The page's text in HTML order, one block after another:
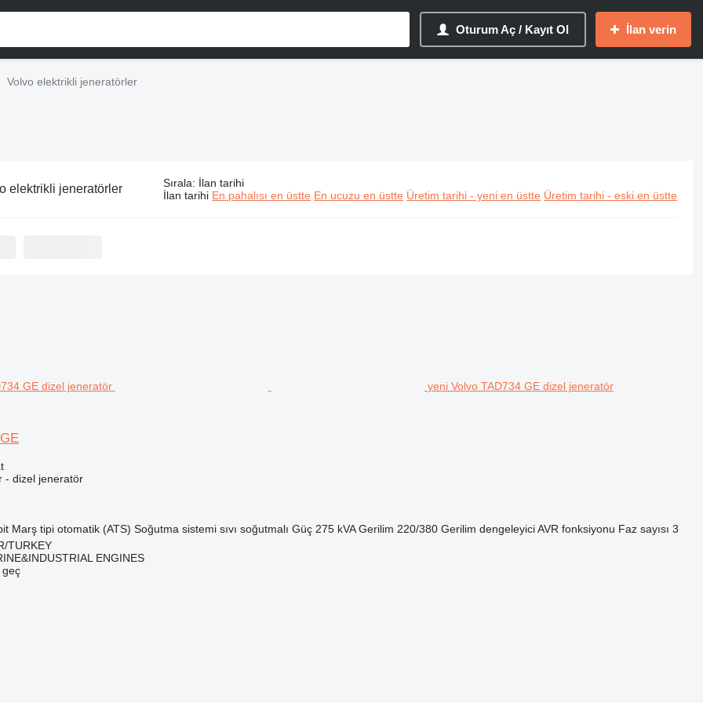
Oturum Aç / Kayıt Ol İlan verin
Volvo elektrikli jeneratörler
elektrikli jeneratörler Sırala: İlan tarihi
İlan tarihi En pahalısı en üstte En ucuzu en üstte Üretim tarihi - yeni en üstte Üretim tarihi - eski en üstte
yeni Volvo TAD734 GE dizel jeneratör
- dizel jeneratör
Marş tipi otomatik (ATS) Soğutma sistemi sıvı soğutmalı Güç 275 kVA Gerilim 220/380 Gerilim dengeleyici AVR fonksiyonu Faz sayısı 3
TURKEY
ENGINES
geç